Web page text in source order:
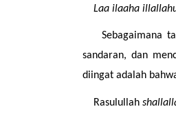
Laa ilaaha
Sebagaimana
sandaran, dan
diingat adalah
Rasulullah